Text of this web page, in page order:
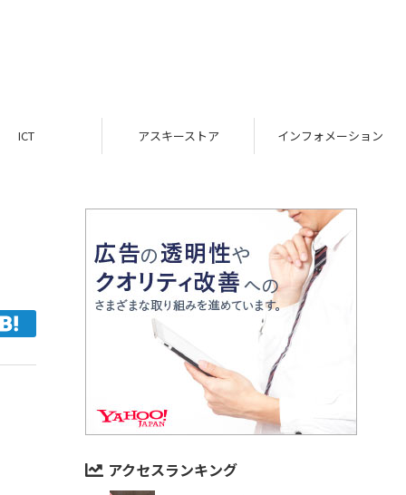
ICT アスキーストア インフォメーション
アクセスランキング